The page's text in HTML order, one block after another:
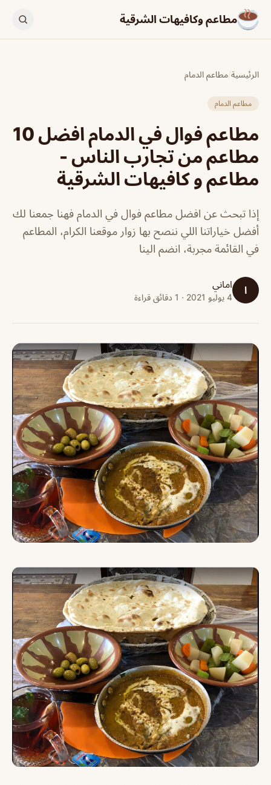
مطاعم وكافيهات الشرقية
الرئيسية/مطاعم الدمام
مطاعم الدمام
مطاعم فوال في الدمام افضل 10
مطاعم من تجارب الناس -
مطاعم و كافيهات الشرقية
إذا تبحث عن افضل مطاعم فوال في الدمام فهنا جمعنا لك
أفضل خياراتنا اللي ننصح بها زوار موقعنا الكرام، المطاعم
في القائمة مجربة، انضم الينا
ا اماني
4 يوليو 2021 · 1 دقائق قراءة